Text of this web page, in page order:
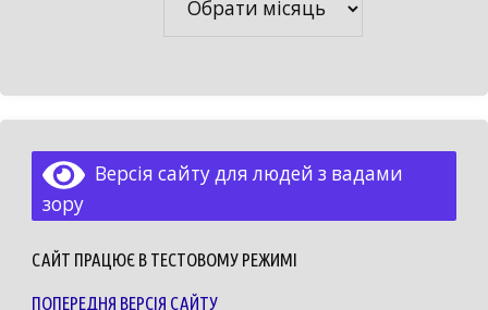
Версія сайту для людей з вадами
зору
САЙТ ПРАЦЮЄ В ТЕСТОВОМУ РЕЖИМІ
ПОПЕРЕДНЯ ВЕРСІЯ САЙТУ